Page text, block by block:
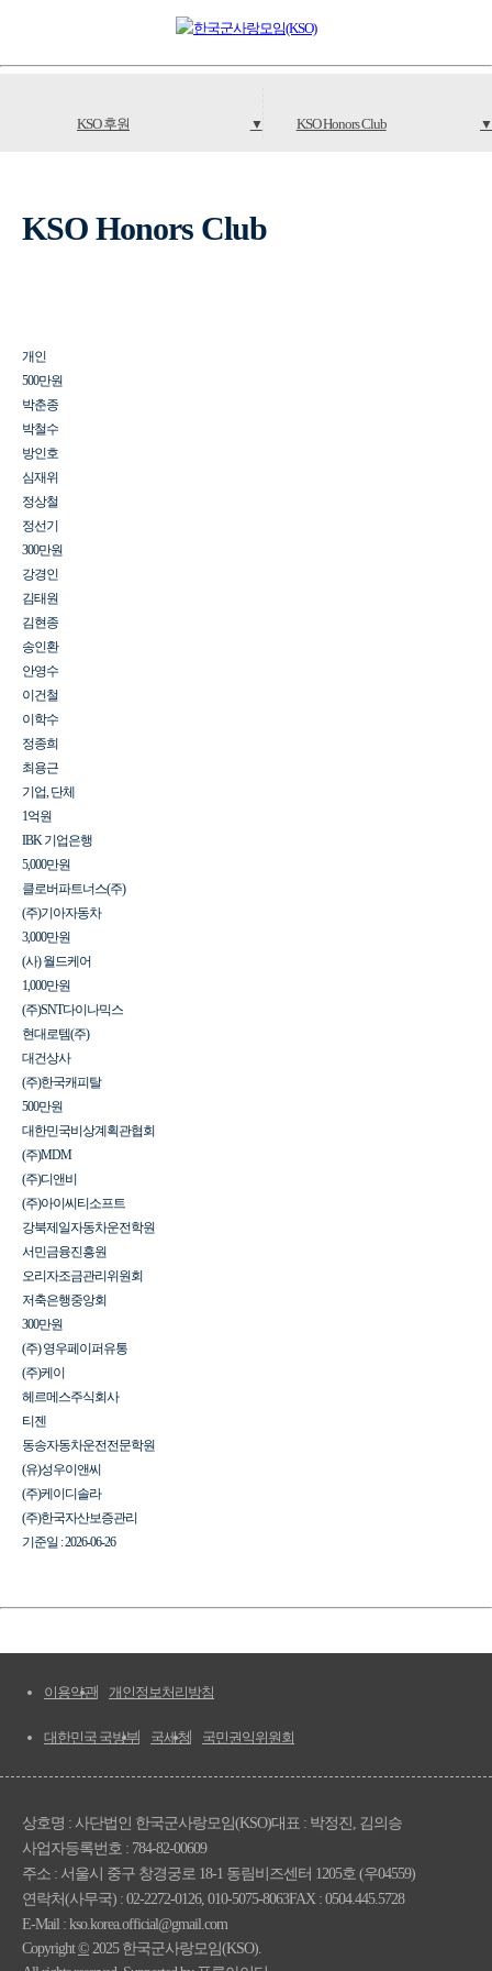
KSO 후원 ▼
KSO 소식
KSO Honors Club ▼
KSO 후원회원
KSO Honors Club
개인
500만원
박춘종
박철수
방인호
심재위
정상철
정선기
300만원
강경인
김태원
김현종
송인환
안영수
이건철
이학수
정종희
최용근
기업, 단체
1억원
IBK 기업은행
5,000만원
클로버파트너스(주)
(주)기아자동차
3,000만원
(사) 월드케어
1,000만원
(주)SNT다이나믹스
현대로템(주)
대건상사
(주)한국캐피탈
500만원
대한민국비상계획관협회
(주)MDM
(주)디앤비
(주)아이씨티소프트
강북제일자동차운전학원
서민금융진흥원
오리자조금관리위원회
저축은행중앙회
300만원
(주) 영우페이퍼유통
(주)케이
헤르메스주식회사
티젠
동송자동차운전전문학원
(유)성우이앤씨
(주)케이디솔라
(주)한국자산보증관리
기준일 : 2026-06-26
이용약관 개인정보처리방침
대한민국 국방부 국세청 국민권익위원회
상호명 : 사단법인 한국군사랑모임(KSO)대표 : 박정진, 김의승
사업자등록번호 : 784-82-00609
주소 : 서울시 중구 창경궁로 18-1 동림비즈센터 1205호 (우04559)
연락처(사무국) : 02-2272-0126, 010-5075-8063FAX : 0504.445.5728
E-Mail : kso.korea.official@gmail.com
Copyright© 2025 한국군사랑모임(KSO).